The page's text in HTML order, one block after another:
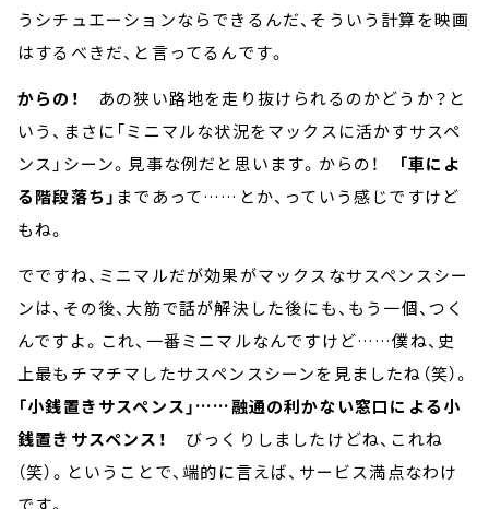
うシチュエーションならできるんだ、そういう計算を映画
はするべきだ、と言ってるんです。
からの！
あの狭い路地を走り抜けられるのかどうか？と
いう、まさに「ミニマルな状況をマックスに活かすサスペ
ンス」シーン。見事な例だと思います。からの！
「車によ
る階段落ち」 まであって……とか、っていう感じですけど
もね。
でですね、ミニマルだが効果がマックスなサスペンスシー
ンは、その後、大筋で話が解決した後にも、もう一個、つく
んですよ。これ、一番ミニマルなんですけど……僕ね、史
上最もチマチマしたサスペンスシーンを見ましたね（笑）。
「小銭置きサスペンス」……融通の利かない窓口による小
銭置きサスペンス！
びっくりしましたけどね、これね
（笑）。ということで、端的に言えば、サービス満点なわけ
です。